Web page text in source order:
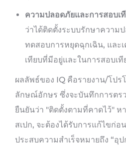
ความปลอดภัยและการสอบเ
ว่าได้ติดตั้งระบบรักษาความ
ทดสอบการหยุดฉุกเฉิน, และ
เทียบที่มีอยู่และในการสอบเที
ผลลัพธ์ของ IQ คือรายงาน/โปร
ลักษณ์อักษร ซึ่งจะบันทึกการตร
ยืนยันว่า "ติดตั้งตามที่คาดไว้" ห
สเปก, จะต้องได้รับการแก้ไขก่อ
ประสบความสำเร็จหมายถึง “อุ